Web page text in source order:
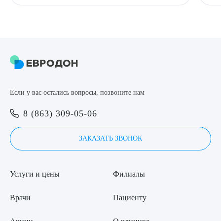
Если у вас остались вопросы, позвоните нам
8 (863) 309-05-06
ЗАКАЗАТЬ ЗВОНОК
Услуги и цены
Врачи
Филиалы
Пациенту